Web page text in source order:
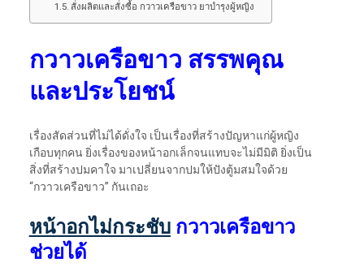
สั่งผลิตและสั่งซื้อ กวาวเครือขาว ยาบำรุงผู้หญิง
กวาวเครือขาว สรรพคุณ
และประโยชน์
เรื่องสัดส่วนที่ไม่ได้ดั่งใจ เป็นเรื่องที่สร้างปัญหาแก่ผู้หญิง
เกือบทุกคน ยิ่งเรื่องของหน้าอกเล็กจนแทบจะไม่มีมิติ ยิ่งเป็น
สิ่งที่สร้างปมคาใจ มาเปลี่ยนจากปมให้ปังตู้มสมใจด้วย
“กวาวเครือขาว” กันเถอะ
หน้าอกไม่กระชับกวาวเครือขาว
ช่วยได้